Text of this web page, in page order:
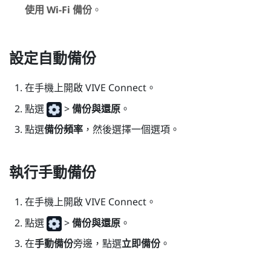
使用 Wi-Fi 備份。
設定自動備份
在手機上開啟VIVE Connect。
點選
>備份與還原。
點選備份頻率，然後選擇一個選項。
執行手動備份
在手機上開啟VIVE Connect。
點選
>備份與還原。
在手動備份旁邊，點選立即備份。